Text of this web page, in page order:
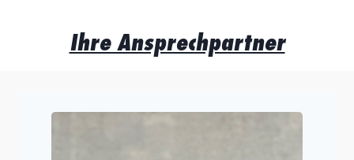
Ihre Ansprechpartner